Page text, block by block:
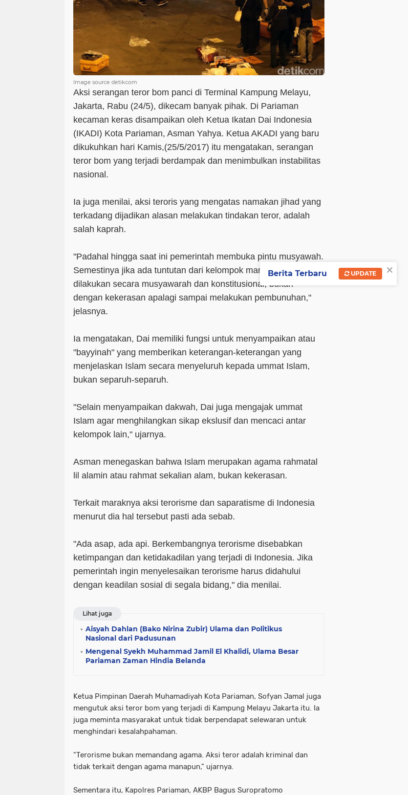
Image source detikcom
Aksi serangan teror bom panci di Terminal Kampung Melayu,
Jakarta, Rabu (24/5), dikecam banyak pihak. Di Pariaman
kecaman keras disampaikan oleh Ketua Ikatan Dai Indonesia
(IKADI) Kota Pariaman, Asman Yahya. Ketua AKADI yang baru
dikukuhkan hari Kamis,(25/5/2017) itu mengatakan, serangan
teror bom yang terjadi berdampak dan menimbulkan instabilitas
nasional.
Ia juga menilai, aksi teroris yang mengatas namakan jihad yang
terkadang dijadikan alasan melakukan tindakan teror, adalah
salah kaprah.
"Padahal hingga saat ini pemerintah membuka pintu musyawah.
Semestinya jika ada tuntutan dari kelompok manapun, dapat
dilakukan secara musyawarah dan konstitusional, bukan
dengan kekerasan apalagi sampai melakukan pembunuhan,"
jelasnya.
Ia mengatakan, Dai memiliki fungsi untuk menyampaikan atau
"bayyinah" yang memberikan keterangan-keterangan yang
menjelaskan Islam secara menyeluruh kepada ummat Islam,
bukan separuh-separuh.
"Selain menyampaikan dakwah, Dai juga mengajak ummat
Islam agar menghilangkan sikap ekslusif dan mencaci antar
kelompok lain," ujarnya.
Asman menegaskan bahwa Islam merupakan agama rahmatal
lil alamin atau rahmat sekalian alam, bukan kekerasan.
Terkait maraknya aksi terorisme dan saparatisme di Indonesia
menurut dia hal tersebut pasti ada sebab.
"Ada asap, ada api. Berkembangnya terorisme disebabkan
ketimpangan dan ketidakadilan yang terjadi di Indonesia. Jika
pemerintah ingin menyelesaikan terorisme harus didahului
dengan keadilan sosial di segala bidang," dia menilai.
Lihat juga
Aisyah Dahlan (Bako Nirina Zubir) Ulama dan Politikus
Nasional dari Padusunan
Mengenal Syekh Muhammad Jamil El Khalidi, Ulama Besar
Pariaman Zaman Hindia Belanda
Ketua Pimpinan Daerah Muhamadiyah Kota Pariaman, Sofyan Jamal juga
mengutuk aksi teror bom yang terjadi di Kampung Melayu Jakarta itu. Ia
juga meminta masyarakat untuk tidak berpendapat selewaran untuk
menghindari kesalahpahaman.
"Terorisme bukan memandang agama. Aksi teror adalah kriminal dan
tidak terkait dengan agama manapun," ujarnya.
Sementara itu, Kapolres Pariaman, AKBP Bagus Suropratomo
×
Berita Terbaru UPDATE